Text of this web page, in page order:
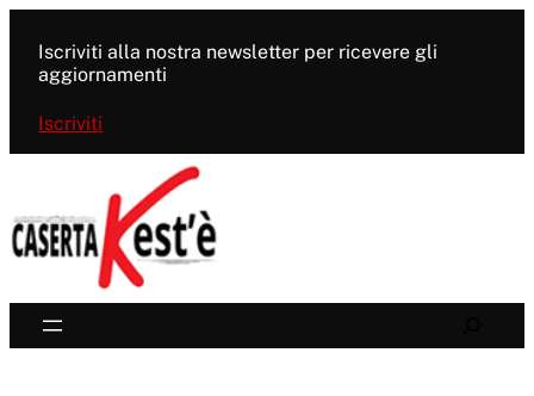
contenuto
Iscriviti alla nostra newsletter per ricevere gli
aggiornamenti
Iscriviti